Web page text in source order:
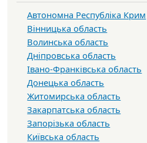
Автономна Республіка Крим
Вінницька область
Волинська область
Дніпровська область
Івано-Франківська область
Донецька область
Житомирська область
Закарпатська область
Запорізька область
Київська область